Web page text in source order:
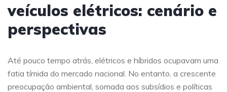
veículos elétricos: cenário e
perspectivas
Até pouco tempo atrás, elétricos e híbridos ocupavam uma
fatia tímida do mercado nacional. No entanto, a crescente
preocupação ambiental, somada aos subsídios e políticas